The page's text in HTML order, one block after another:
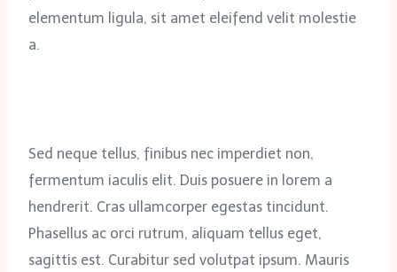
elementum ligula, sit amet eleifend velit molestie
a.
Sed neque tellus, finibus nec imperdiet non,
fermentum iaculis elit. Duis posuere in lorem a
hendrerit. Cras ullamcorper egestas tincidunt.
Phasellus ac orci rutrum, aliquam tellus eget,
sagittis est. Curabitur sed volutpat ipsum. Mauris